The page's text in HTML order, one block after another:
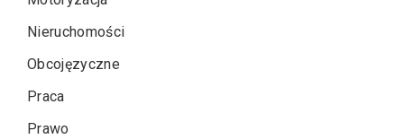
Nieruchomości
Obcojęzyczne
Praca
Prawo